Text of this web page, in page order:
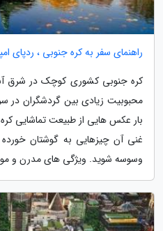
راهنمای سفر به کره جنوبی ، ردپای
کره جنوبی کشوری کوچک در شرق
محبوبیت زیادی بین گردشگران در
بار عکس هایی از طبیعت تماشایی
غنی آن چیزهایی به گوشتان
وسوسه شوید. ویژگی های مدرن و